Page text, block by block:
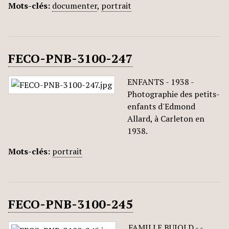
Mots-clés: documenter, portrait
FECO-PNB-3100-247
ENFANTS - 1938 -
Photographie des petits-
enfants d'Edmond
Allard, à Carleton en
1938.
Mots-clés: portrait
FECO-PNB-3100-245